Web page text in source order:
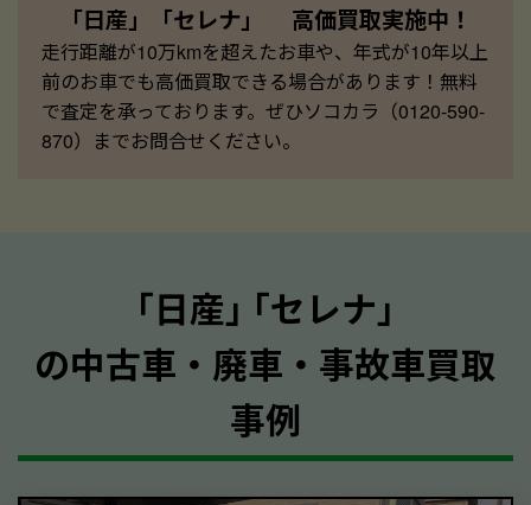
「日産」「セレナ」 高価買取実施中！
走行距離が10万kmを超えたお車や、年式が10年以上
前のお車でも高価買取できる場合があります！無料
で査定を承っております。ぜひソコカラ（0120-590-
870）までお問合せください。
｢日産｣ ｢セレナ｣
の中古車・廃車・事故車買取
事例